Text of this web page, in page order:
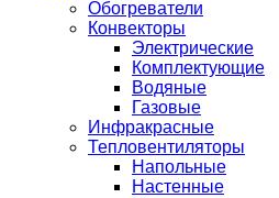
Обогреватели
Конвекторы
Электрические
Комплектующие
Водяные
Газовые
Инфракрасные
Тепловентиляторы
Напольные
Настенные